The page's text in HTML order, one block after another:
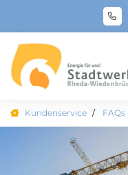
Kundenservice FAQs